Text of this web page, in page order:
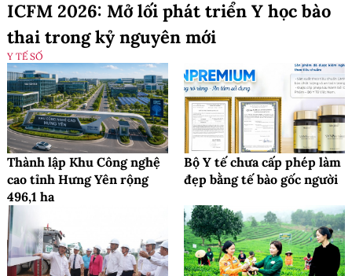
ICFM 2026: Mở lối phát triển Y học bào
thai trong kỷ nguyên mới
Y TẾ SỐ
Thành lập Khu Công nghệ
cao tỉnh Hưng Yên rộng
496,1 ha
Bộ Y tế chưa cấp phép làm
đẹp bằng tế bào gốc người